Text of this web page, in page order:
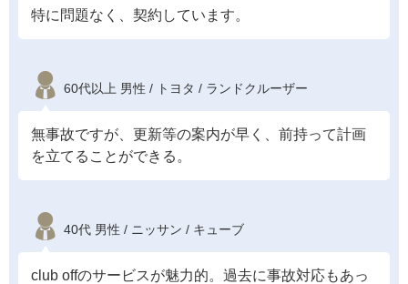
特に問題なく、契約しています。
60代以上 男性 / トヨタ / ランドクルーザー
無事故ですが、更新等の案内が早く、前持って計画
を立てることができる。
40代 男性 / ニッサン / キューブ
club offのサービスが魅力的。過去に事故対応もあっ